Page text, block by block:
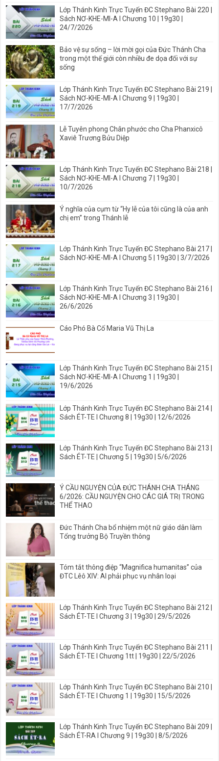
Lớp Thánh Kinh Trực Tuyến ĐC Stephano Bài 220 |
Sách NƠ-KHE-MI-A I Chương 10 | 19g30 |
24/7/2026
Bảo vệ sự sống – lời mời gọi của Đức Thánh Cha
trong một thế giới còn nhiều đe dọa đối với sự
sống
Lớp Thánh Kinh Trực Tuyến ĐC Stephano Bài 219 |
Sách NƠ-KHE-MI-A I Chương 9 | 19g30 |
17/7/2026
Lễ Tuyên phong Chân phước cho Cha Phanxicô
Xaviê Trương Bửu Diệp
Lớp Thánh Kinh Trực Tuyến ĐC Stephano Bài 218 |
Sách NƠ-KHE-MI-A I Chương 7 | 19g30 |
10/7/2026
Ý nghĩa của cụm từ “Hy lễ của tôi cũng là của anh
chị em” trong Thánh lễ
Lớp Thánh Kinh Trực Tuyến ĐC Stephano Bài 217 |
Sách NƠ-KHE-MI-A I Chương 5 | 19g30 | 3/7/2026
Lớp Thánh Kinh Trực Tuyến ĐC Stephano Bài 216 |
Sách NƠ-KHE-MI-A I Chương 3 | 19g30 |
26/6/2026
Cáo Phó Bà Cố Maria Vũ Thị La
Lớp Thánh Kinh Trực Tuyến ĐC Stephano Bài 215 |
Sách NƠ-KHE-MI-A I Chương 1 | 19g30 |
19/6/2026
Lớp Thánh Kinh Trực Tuyến ĐC Stephano Bài 214 |
Sách ÉT-TE I Chương 8 | 19g30 | 12/6/2026
Lớp Thánh Kinh Trực Tuyến ĐC Stephano Bài 213 |
Sách ÉT-TE | Chương 5 | 19g30 | 5/6/2026
Ý CẦU NGUYỆN CỦA ĐỨC THÁNH CHA THÁNG
6/2026: CẦU NGUYỆN CHO CÁC GIÁ TRỊ TRONG
THỂ THAO
Đức Thánh Cha bổ nhiệm một nữ giáo dân làm
Tổng trưởng Bộ Truyền thông
Tóm tắt thông điệp “Magnifica humanitas” của
ĐTC Lêô XIV: AI phải phục vụ nhân loại
Lớp Thánh Kinh Trực Tuyến ĐC Stephano Bài 212 |
Sách ÉT-TE I Chương 3 | 19g30 | 29/5/2026
Lớp Thánh Kinh Trực Tuyến ĐC Stephano Bài 211 |
Sách ÉT-TE I Chương 1tt | 19g30 | 22/5/2026
Lớp Thánh Kinh Trực Tuyến ĐC Stephano Bài 210 |
Sách ÉT-TE I Chương 1 | 19g30 | 15/5/2026
Lớp Thánh Kinh Trực Tuyến ĐC Stephano Bài 209 |
Sách ÉT-RA I Chương 9 | 19g30 | 8/5/2026